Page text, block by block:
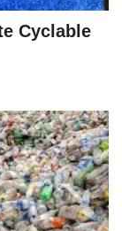
Cyclable